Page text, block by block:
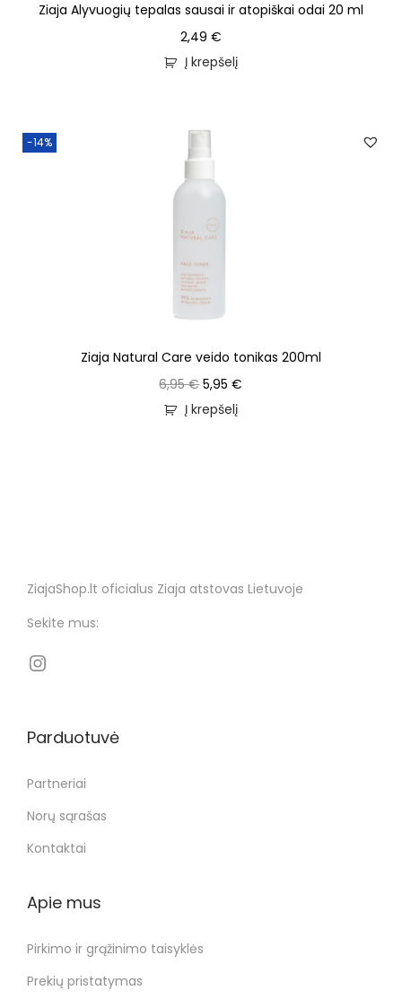
Ziaja Alyvuogių tepalas sausai ir atopiškai odai 20 ml
2,49 €
Į krepšelį
-14%
Ziaja Natural Care veido tonikas 200ml
6,95€ 5,95€
Į krepšelį
ZiajaShop.lt oficialus Ziaja atstovas Lietuvoje
Sekite mus:
Parduotuvė
Partneriai
Norų sąrašas
Kontaktai
Apie mus
Pirkimo ir grąžinimo taisyklės
Prekių pristatymas